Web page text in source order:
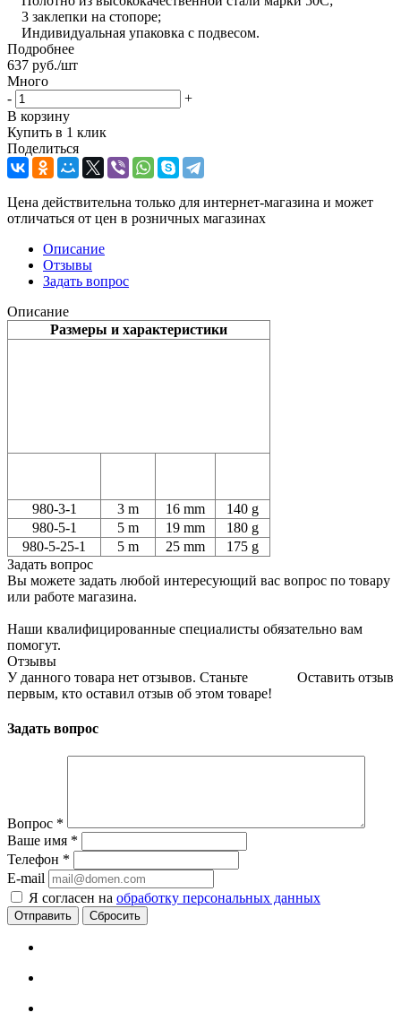
3 заклепки на стопоре;
Индивидуальная упаковка с подвесом.
Подробнее
637 руб./шт
Много
-
+
В корзину
Купить в 1 клик
Поделиться
Цена действительна только для интернет-магазина и может
отличаться от цен в розничных магазинах
Описание
Отзывы
Задать вопрос
Описание
Размеры и характеристики
980-3-1 3 m 16 mm
140 g
980-5-1
5 m 19 mm
180 g
980-5-25-1
5 m 25 mm
175 g
Задать вопрос
Вы можете задать любой интересующий вас вопрос по товару
или работе магазина.
Наши квалифицированные специалисты обязательно вам
помогут.
Отзывы
Оставить отзыв
У данного товара нет отзывов. Станьте
первым, кто оставил отзыв об этом товаре!
Задать вопрос
Вопрос *
Ваше имя *
Телефон *
E-mail
Я согласен на обработку персональных данных
Сбросить